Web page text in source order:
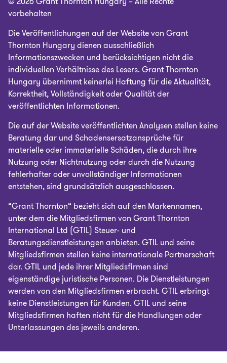
vorbehalten
Die Veröffentlichungen auf der Website von Grant
Thornton Hungary dienen ausschließlich
Informationszwecken und berücksichtigen nicht die
individuellen Verhältnisse des Lesers. Grant Thornton
Hungary übernimmt keinerlei Haftung für die Aktualität,
Korrektheit, Vollständigkeit oder Qualität der
veröffentlichten Informationen.
Die auf der Website veröffentlichten Analysen stellen keine
Beratung dar und Schadensersatzansprüche für
materielle oder immaterielle Schäden, die durch ihre
Nutzung oder Nichtnutzung oder durch die Nutzung
fehlerhafter oder unvollständiger Informationen
entstehen, sind grundsätzlich ausgeschlossen.
“Grant Thornton“ bezieht sich auf den Markennamen,
unter dem die Mitgliedsfirmen von Grant Thornton
International Ltd (GTIL) Steuer- und
Beratungsdienstleistungen anbieten. GTIL und seine
Mitgliedsfirmen stellen keine internationale Partnerschaft
dar. GTIL und jede ihrer Mitgliedsfirmen sind
eigenständige juristische Personen. Die Dienstleistungen
werden von den Mitgliedsfirmen erbracht. GTIL erbringt
keine Dienstleistungen für Kunden. GTIL und seine
Mitgliedsfirmen haften nicht für die Handlungen oder
Unterlassungen des jeweils anderen.